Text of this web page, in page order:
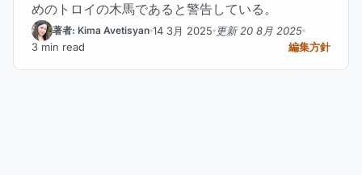
めのトロイの木馬であると警告している。
著者: Kima Avetisyan 14 3月 2025 更新 20 8月 2025
3 min read
編集方針